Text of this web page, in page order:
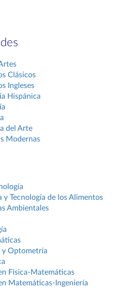
Clásicos
Ingleses
Hispánica
del Arte
Modernas
y Tecnología de los Alimentos
Ambientales
y Optometría
Física-Matemáticas
Matemáticas-Ingeniería